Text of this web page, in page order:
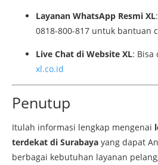
Layanan WhatsApp Resmi XL
0818-800-817 untuk bantuan
Live Chat di Website XL: Bisa
xl.co.id
Penutup
Itulah informasi lengkap mengenai
terdekat di Surabaya yang dapat
berbagai kebutuhan layanan